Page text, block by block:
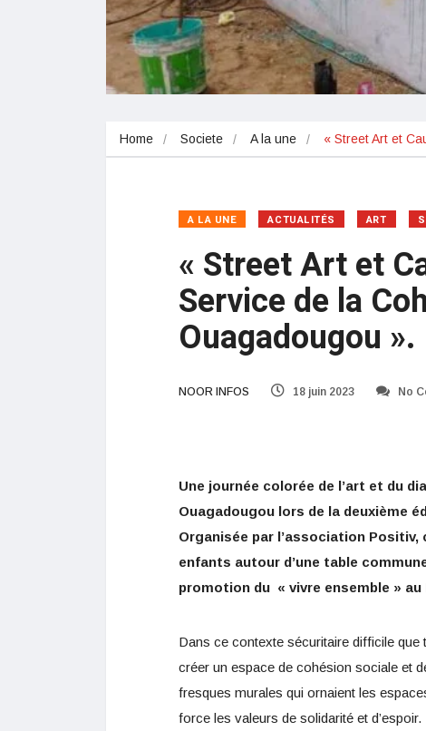
Home Societe A la une « Street Art et
A LA UNE ACTUALITÉS ART
« Street Art et
Service de la
Ouagadougou ».
NOOR INFOS 18 juin 2023 No
Une journée colorée de l’art et du
Ouagadougou lors de la deuxième
Organisée par l’association
enfants autour d’une table
promotion du « vivre ensemble » au
Dans ce contexte sécuritaire difficile
créer un espace de cohésion sociale et
fresques murales qui ornaient les
force les valeurs de solidarité et